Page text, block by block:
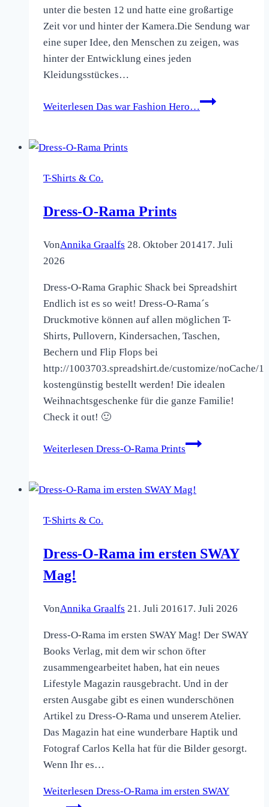
unter die besten 12 und hatte eine großartige
Zeit vor und hinter der Kamera.Die Sendung war
eine super Idee, den Menschen zu zeigen, was
hinter der Entwicklung eines jeden
Kleidungsstückes…
Weiterlesen Das war Fashion Hero…
T-Shirts & Co.
Dress-O-Rama Prints
VonAnnika Graalfs 28. Oktober 201417. Juli
2026
Dress-O-Rama Graphic Shack bei Spreadshirt
Endlich ist es so weit! Dress-O-Rama´s
Druckmotive können auf allen möglichen T-
Shirts, Pullovern, Kindersachen, Taschen,
Bechern und Flip Flops bei
http://1003703.spreadshirt.de/customize/noCache/1
kostengünstig bestellt werden! Die idealen
Weihnachtsgeschenke für die ganze Familie!
Check it out! 🙂
Weiterlesen Dress-O-Rama Prints
T-Shirts & Co.
Dress-O-Rama im ersten SWAY
Mag!
VonAnnika Graalfs 21. Juli 201617. Juli 2026
Dress-O-Rama im ersten SWAY Mag! Der SWAY
Books Verlag, mit dem wir schon öfter
zusammengearbeitet haben, hat ein neues
Lifestyle Magazin rausgebracht. Und in der
ersten Ausgabe gibt es einen wunderschönen
Artikel zu Dress-O-Rama und unserem Atelier.
Das Magazin hat eine wunderbare Haptik und
Fotograf Carlos Kella hat für die Bilder gesorgt.
Wenn Ihr es…
Weiterlesen Dress-O-Rama im ersten SWAY